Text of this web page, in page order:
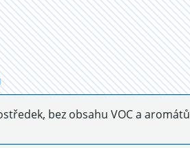
bez obsahu VOC a aromátů